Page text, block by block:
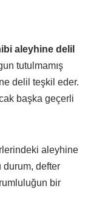
aleyhine delil
tutulmamış
delil teşkil eder.
başka geçerli
aleyhine
durum, defter
bir